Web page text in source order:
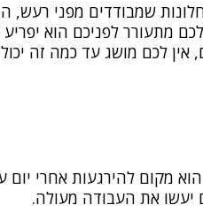
שמבודדים מפני רעש,
מתעורר לפניכם הוא
לכם מושג עד כמה זה
מקום להירגעות אחרי יום
יעשו את העבודה מעולה.